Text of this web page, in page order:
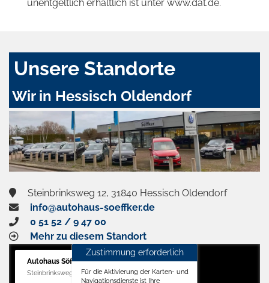
unentgeltlich erhältlich ist unter www.dat.de.
Unsere Standorte
Wir in Hessisch Oldendorf
Steinbrinksweg 12, 31840 Hessisch Oldendorf
info@autohaus-soeffker.de
0 51 52 / 9 47 00
Mehr zu diesem Standort
Autohaus Söffker GmbH
Steinbrinksweg 12, 31840 Hessisch Oldendorf
Zustimmung erforderlich
Für die Aktivierung der Karten- und
Navigationsdienste ist Ihre